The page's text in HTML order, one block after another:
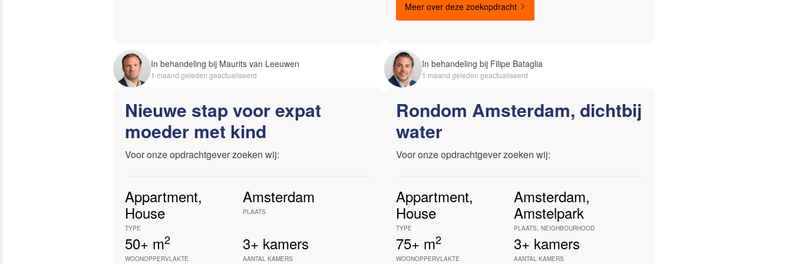
In behandeling bij Maurits van Leeuwen
1 maand geleden geactualiseerd
Meer over deze zoekopdracht
In behandeling bij Filipe Bataglia
1 maand geleden geactualiseerd
Nieuwe stap voor expat
moeder met kind
Voor onze opdrachtgever zoeken wij:
Appartment,
House
TYPE
Amsterdam
PLAATS
50+ m2
WOONOPPERVLAKTE
3+ kamers
AANTAL KAMERS
Rondom Amsterdam, dichtbij
water
Voor onze opdrachtgever zoeken wij:
Appartment,
House
TYPE
Amsterdam,
Amstelpark
PLAATS, NEIGHBOURHOOD
75+ m2
WOONOPPERVLAKTE
3+ kamers
AANTAL KAMERS